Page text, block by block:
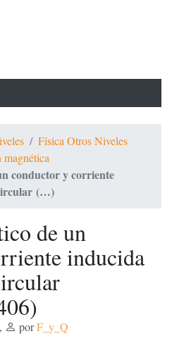
Física Otros Niveles
conductor y corriente
(…)
de un
inducida
, porF_y_Q